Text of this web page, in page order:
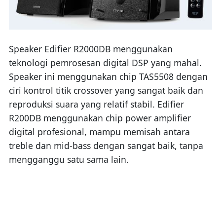
Speaker Edifier R2000DB menggunakan
teknologi pemrosesan digital DSP yang mahal.
Speaker ini menggunakan chip TAS5508 dengan
ciri kontrol titik crossover yang sangat baik dan
reproduksi suara yang relatif stabil. Edifier
R200DB menggunakan chip power amplifier
digital profesional, mampu memisah antara
treble dan mid-bass dengan sangat baik, tanpa
mengganggu satu sama lain.